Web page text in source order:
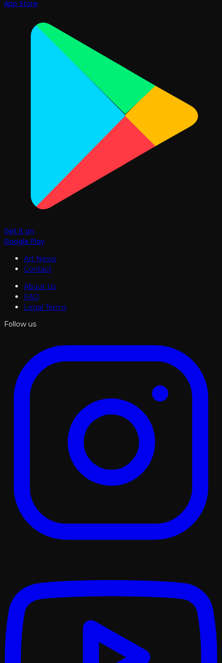
App Store
Get it on
Google Play
Art News
Contact
About Us
FAQ
Legal Terms
Follow us